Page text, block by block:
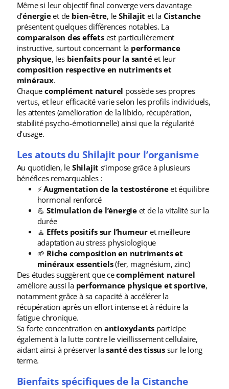
Même si leur objectif final converge vers davantage
d’énergieet de bien-être, le Shilajit et la Cistanche
présentent quelques différences notables. La
comparaison des effetsest particulièrement
instructive, surtout concernant la performance
physique, les bienfaits pour la santéet leur
composition respective en nutriments et
minéraux.
Chaquecomplément naturel possède ses propres
vertus, et leur efficacité varie selon les profils individuels,
les attentes (amélioration de la libido, récupération,
stabilité psycho-émotionnelle) ainsi que la régularité
d’usage.
Les atouts du Shilajit pour l’organisme
Au quotidien, le Shilajit s’impose grâce à plusieurs
bénéfices remarquables :
⚡Augmentation de la testostéroneet équilibre
hormonal renforcé
💪Stimulation de l’énergieet de la vitalité sur la
durée
🧘 Effets positifs sur l’humeuret meilleure
adaptation au stress physiologique
🌱 Riche composition en nutriments et
minéraux essentiels(fer, magnésium, zinc)
Des études suggèrent que cecomplément naturel
améliore aussi la performance physique et sportive,
notamment grâce à sa capacité à accélérer la
récupération après un effort intense et à réduire la
fatigue chronique.
Sa forte concentration en antioxydants participe
également à la lutte contre le vieillissement cellulaire,
aidant ainsi à préserver lasanté des tissussur le long
terme.
Bienfaits spécifiques de la Cistanche